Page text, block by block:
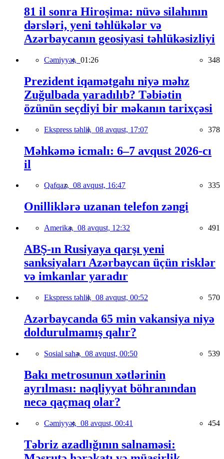
81 il sonra Hiroşima: nüvə silahının
dərsləri, yeni təhlükələr və
Azərbaycanın geosiyasi təhlükəsizliyi
Cəmiyyət, 01:26 348
Prezident iqamətgahı niyə məhz
Zuğulbada yaradılıb? Təbiətin
özünün seçdiyi bir məkanın tarixçəsi
Ekspress təhlil, 08 avqust, 17:07 378
Məhkəmə icmalı: 6–7 avqust 2026-cı
il
Qafqaz, 08 avqust, 16:47 335
Onilliklərə uzanan telefon zəngi
Amerika, 08 avqust, 12:32 491
ABŞ-ın Rusiyaya qarşı yeni
sanksiyaları Azərbaycan üçün risklər
və imkanlar yaradır
Ekspress təhlil, 08 avqust, 00:52 570
Azərbaycanda 65 min vakansiya niyə
doldurulmamış qalır?
Sosial sahə, 08 avqust, 00:50 539
Bakı metrosunun xətlərinin
ayrılması: nəqliyyat böhranından
necə qaçmaq olar?
Cəmiyyət, 08 avqust, 00:41 454
Təbriz azadlığının salnaməsi: